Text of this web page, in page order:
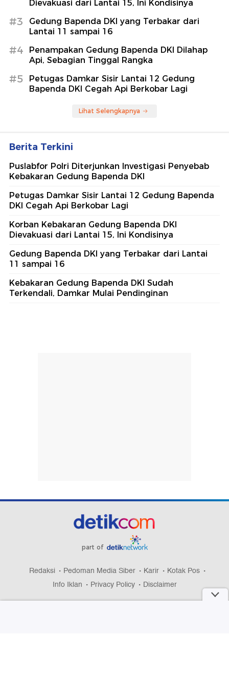
Dievakuasi dari Lantai 15, Ini Kondisinya
#3
Gedung Bapenda DKI yang Terbakar dari
Lantai 11 sampai 16
#4
Penampakan Gedung Bapenda DKI Dilahap
Api, Sebagian Tinggal Rangka
#5
Petugas Damkar Sisir Lantai 12 Gedung
Bapenda DKI Cegah Api Berkobar Lagi
Lihat Selengkapnya
Berita Terkini
Puslabfor Polri Diterjunkan Investigasi Penyebab
Kebakaran Gedung Bapenda DKI
Petugas Damkar Sisir Lantai 12 Gedung Bapenda
DKI Cegah Api Berkobar Lagi
Korban Kebakaran Gedung Bapenda DKI
Dievakuasi dari Lantai 15, Ini Kondisinya
Gedung Bapenda DKI yang Terbakar dari Lantai
11 sampai 16
Kebakaran Gedung Bapenda DKI Sudah
Terkendali, Damkar Mulai Pendinginan
part of
Redaksi Pedoman Media Siber Karir
Kotak Pos
Info Iklan
Privacy Policy Disclaimer